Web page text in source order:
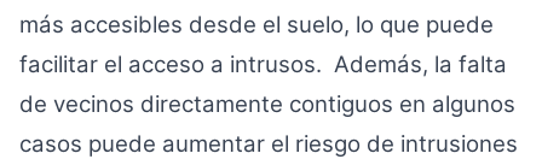
más accesibles desde el suelo, lo que puede
facilitar el acceso a intrusos. Además, la falta
de vecinos directamente contiguos en algunos
casos puede aumentar el riesgo de intrusiones